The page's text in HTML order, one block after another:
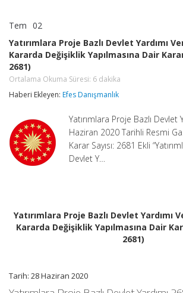
Tem 02
Bazlı
Devlet
Verilmesine
Kararda
Yapılmasına
Karar
(Karar
Sayısı:
için
Yatırımlara Proje Bazlı Devlet Yardımı
Kararda Değişiklik Yapılmasına Dair
2681)
Ortalama Okuma Süresi: 6 dakika
Haberi Ekleyen: Efes Danışmanlık
Yatırımlara Proje Bazlı Devlet
Haziran 2020 Tarihli Resmi
Karar Sayısı: 2681 Ekli
Devlet Y…
Yatırımlara Proje Bazlı Devlet Yardımı
Kararda Değişiklik Yapılmasına Dair
2681)
Tarih: 28 Haziran 2020